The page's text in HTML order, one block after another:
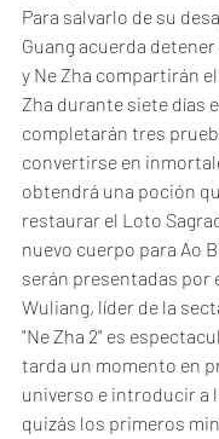
Para salvarlo de su
Guang acuerda
y Ne Zha compartirán
Zha durante siete días
completarán tres
convertirse en
obtendrá una poción
restaurar el Loto
nuevo cuerpo para Ao
serán presentadas por
Wuliang, líder de la
"Ne Zha 2" es
tarda un momento en
universo e introducir a
quizás los primeros